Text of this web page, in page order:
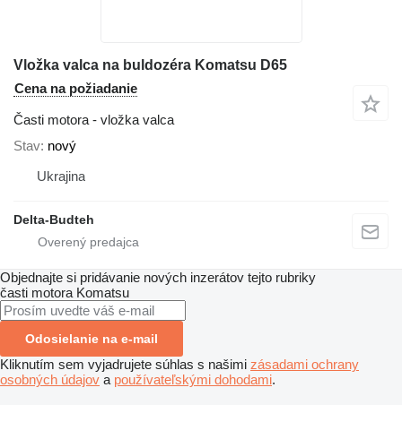
Vložka valca na buldozéra Komatsu D65
Cena na požiadanie
Časti motora - vložka valca
Stav nový
Ukrajina
Delta-Budteh
Objednajte si pridávanie nových inzerátov tejto rubriky
časti motora Komatsu
Odosielanie na e-mail
Kliknutím sem vyjadrujete súhlas s našimi zásadami ochrany
osobných údajov a používateľskými dohodami.